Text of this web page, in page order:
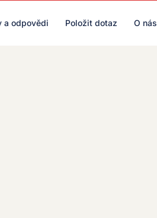
a odpovědi Položit dotaz O nás